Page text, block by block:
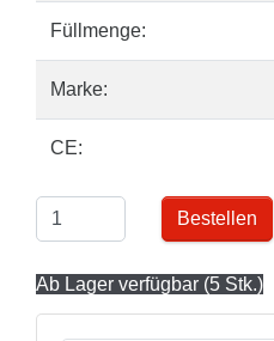
Füllmenge:
Marke:
CE:
Bestellen
Ab Lager verfügbar (5 Stk.)